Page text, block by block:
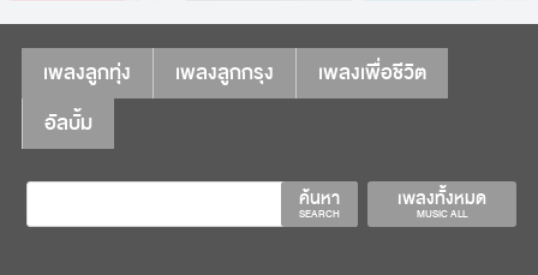
เพลงลูกทุ่ง เพลงลูกกรุง
เพลงเพื่อชีวิต
อัลบั้ม
เพลงทั้งหมด
MUSIC ALL
ค้นหา
SEARCH